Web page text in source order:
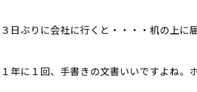
３日ぶりに会社に行くと・・・・机の上に
１年に１回、手書きの文書いいですよね。